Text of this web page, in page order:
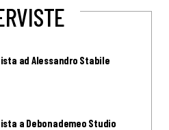
ad Alessandro Stabile
a Debonademeo Studio